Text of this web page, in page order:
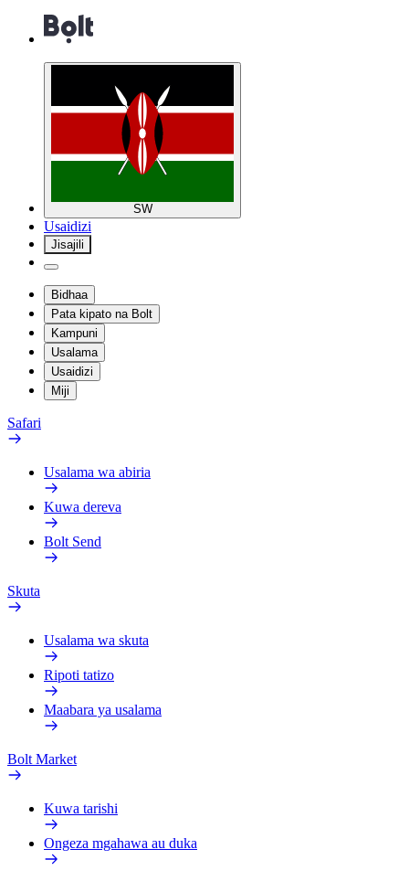
SW
Usaidizi
Jisajili
Bidhaa
Pata kipato na Bolt
Kampuni
Usalama
Usaidizi
Miji
Safari
Usalama wa abiria
Kuwa dereva
Bolt Send
Skuta
Usalama wa skuta
Ripoti tatizo
Maabara ya usalama
Bolt Market
Kuwa tarishi
Ongeza mgahawa au duka